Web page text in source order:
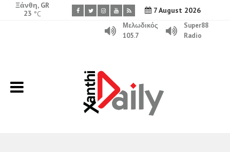
7 August 2026
Ξάνθη, GR
23 °C
Μελωδικός
105.7
Super88
Radio